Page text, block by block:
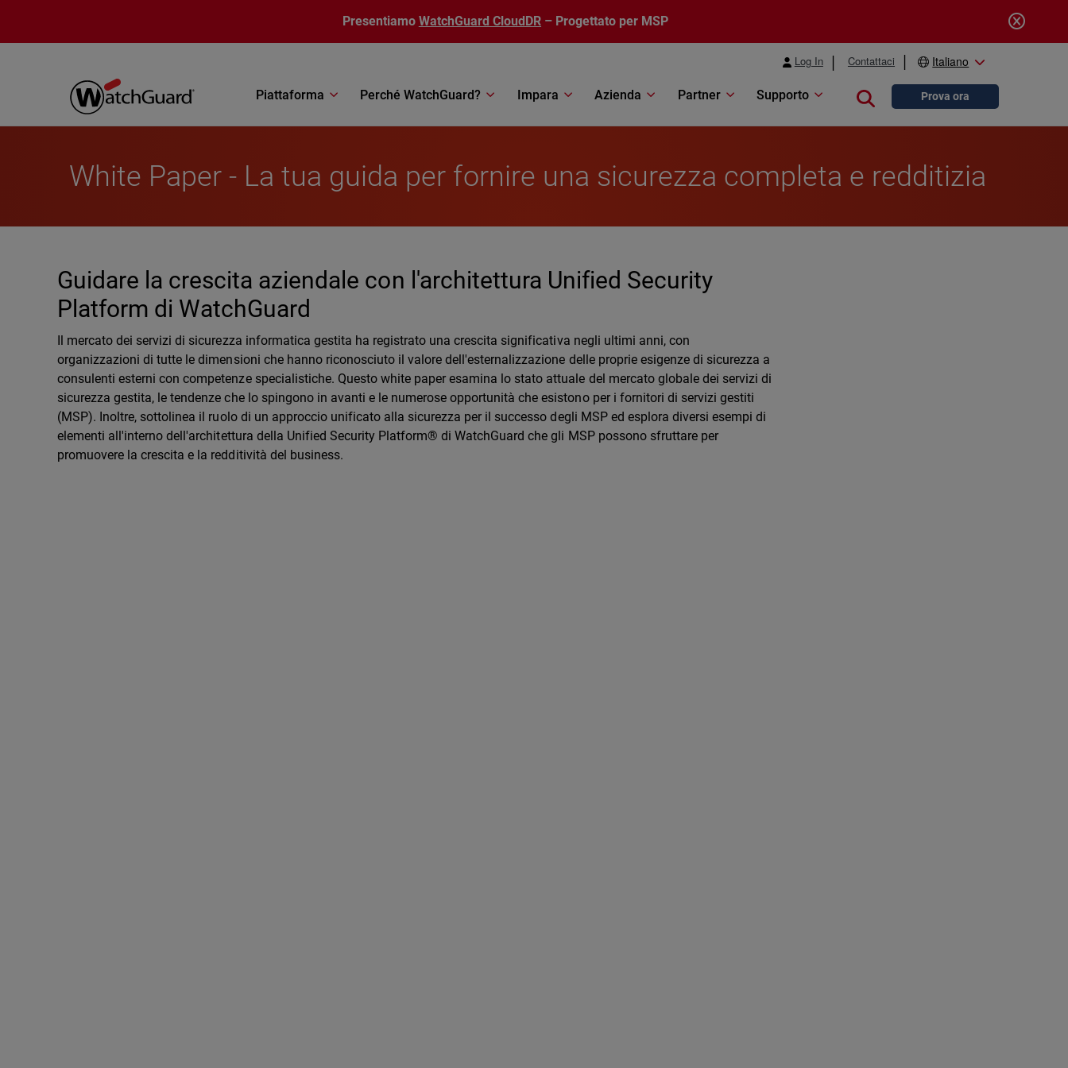
Presentiamo WatchGuard CloudDR – Progettato per MSP
Log In Contattaci Italiano
Piattaforma Perché WatchGuard? Impara Azienda Partner Supporto Close searchProva ora
White Paper - La tua guida per fornire una sicurezza completa e redditizia
Guidare la crescita aziendale con l'architettura Unified Security
Platform di WatchGuard
Il mercato dei servizi di sicurezza informatica gestita ha registrato una crescita significativa negli ultimi anni, con
organizzazioni di tutte le dimensioni che hanno riconosciuto il valore dell'esternalizzazione delle proprie esigenze di sicurezza a
consulenti esterni con competenze specialistiche. Questo white paper esamina lo stato attuale del mercato globale dei servizi di
sicurezza gestita, le tendenze che lo spingono in avanti e le numerose opportunità che esistono per i fornitori di servizi gestiti
(MSP). Inoltre, sottolinea il ruolo di un approccio unificato alla sicurezza per il successo degli MSP ed esplora diversi esempi di
elementi all'interno dell'architettura della Unified Security Platform® di WatchGuard che gli MSP possono sfruttare per
promuovere la crescita e la redditività del business.